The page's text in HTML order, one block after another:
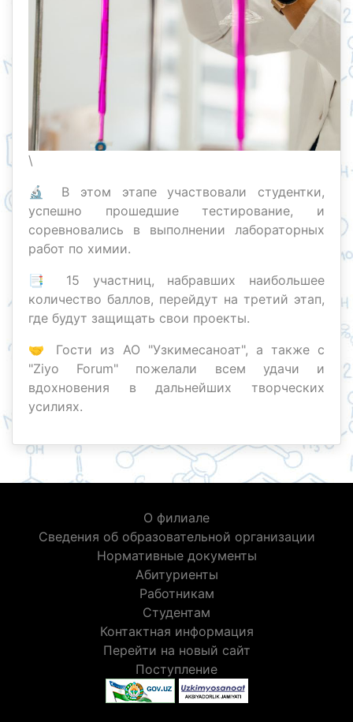
\
🔬 В этом этапе участвовали студентки,
успешно прошедшие тестирование, и
соревновались в выполнении лабораторных
работ по химии.
📑 15 участниц, набравших наибольшее
количество баллов, перейдут на третий этап,
где будут защищать свои проекты.
🤝 Гости из АО "Узкимесаноат", а также с
"Ziyo Forum" пожелали всем удачи и
вдохновения в дальнейших творческих
усилиях.
О филиале
Сведения об образовательной организации
Нормативные документы
Абитуриенты
Работникам
Студентам
Контактная информация
Перейти на новый сайт
Поступление